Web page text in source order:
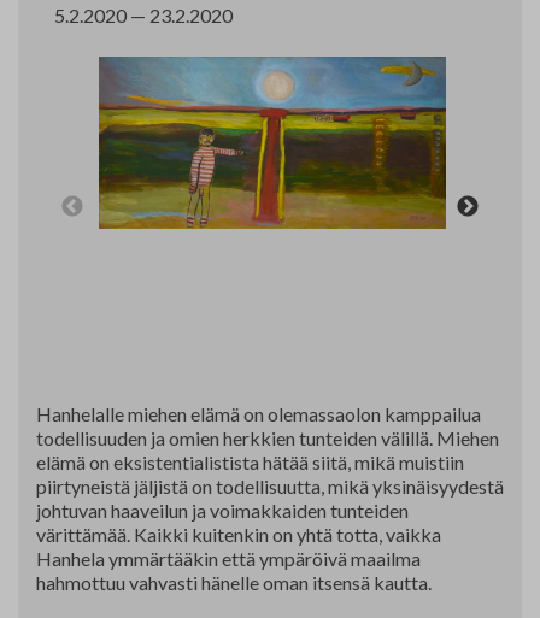
Tarvikevälitys
Jäsenluettelo
5.2.2020 — 23.2.2020
Hanhelalle miehen elämä on olemassaolon kamppailua
todellisuuden ja omien herkkien tunteiden välillä. Miehen
elämä on eksistentialistista hätää siitä, mikä muistiin
piirtyneistä jäljistä on todellisuutta, mikä yksinäisyydestä
johtuvan haaveilun ja voimakkaiden tunteiden
värittämää. Kaikki kuitenkin on yhtä totta, vaikka
Hanhela ymmärtääkin että ympäröivä maailma
hahmottuu vahvasti hänelle oman itsensä kautta.